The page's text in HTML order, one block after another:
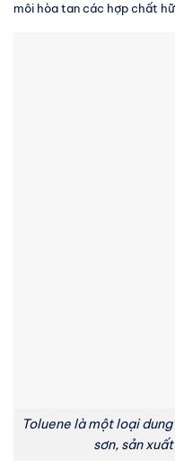
môi hòa tan các hợp chất
Toluene là một loại
sơn, sản